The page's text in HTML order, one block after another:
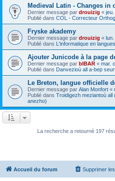
Medieval Latin - Changes in
Dernier message par drouizig «
Publié dans COL - Correcteur
Fryske akademy
Dernier message par drouizig «
Publié dans L'informatique en
Ajouter Junicode à la page
Dernier message par bIBAR « mar.
Publié dans Danvezioù all a-bep
Le Breton, langue officielle
Dernier message par Alan Monfort «
Publié dans Troidigezh meziantoù
anezho)
La recherche a retourné 197
Accueil du forum Supprimer